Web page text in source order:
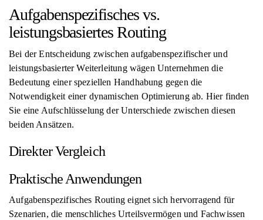
Aufgabenspezifisches vs.
leistungsbasiertes Routing
Bei der Entscheidung zwischen aufgabenspezifischer und
leistungsbasierter Weiterleitung wägen Unternehmen die
Bedeutung einer speziellen Handhabung gegen die
Notwendigkeit einer dynamischen Optimierung ab. Hier finden
Sie eine Aufschlüsselung der Unterschiede zwischen diesen
beiden Ansätzen.
Direkter Vergleich
Praktische Anwendungen
Aufgabenspezifisches Routing eignet sich hervorragend für
Szenarien, die menschliches Urteilsvermögen und Fachwissen